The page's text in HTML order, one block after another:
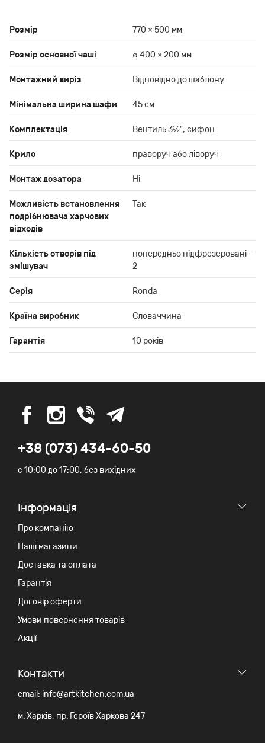
Розмір 770 × 500 мм
Розмір основної чаші ø 400 × 200 мм
Монтажний виріз Відповідно до шаблону
Мінімальна ширина шафи 45 см
Комплектація Вентиль 3½”, сифон
Крило праворуч або ліворуч
Монтаж дозатора Ні
Можливість встановлення
подрібнювача харчових
відходів
Так
Кількість отворів під
змішувач
попередньо підфрезеровані -
2
Серія Ronda
Країна виробник Словаччина
Гарантія 10 років
+38 (073) 434-60-50
c 10:00 до 17:00, без вихідних
Iнформація
Про компанію
Наші магазини
Доставка та оплата
Гарантія
Договір оферти
Умови повернення товарів
Акції
Контакти
email: info@artkitchen.com.ua
м. Харків, пр. Героїв Харкова 247